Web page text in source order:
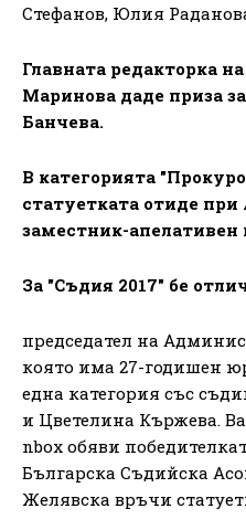
Стефанов, Юлия
Главната редакторка
Маринова даде приза
Банчева.
В категорията
статуетката отиде при
заместник-
За "Съдия 2017" бе
председател на
която има 27-годишен
една категория със
и Цветелина Кържева.
nbox обяви
Българска Съдийска
Желявска връчи